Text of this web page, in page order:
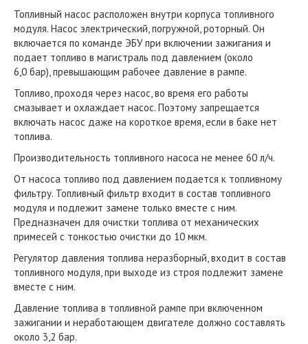
Топливный насос расположен внутри корпуса топливного
модуля. Насос электрический, погружной, роторный. Он
включается по команде ЭБУ при включении зажигания и
подает топливо в магистраль под давлением (около
6,0 бар), превышающим рабочее давление в рампе.
Топливо, проходя через насос, во время его работы
смазывает и охлаждает насос. Поэтому запрещается
включать насос даже на короткое время, если в баке нет
топлива.
Производительность топливного насоса не менее 60 л/ч.
От насоса топливо под давлением подается к топливному
фильтру. Топливный фильтр входит в состав топливного
модуля и подлежит замене только вместе с ним.
Предназначен для очистки топлива от механических
примесей с тонкостью очистки до 10 мкм.
Регулятор давления топлива неразборный, входит в состав
топливного модуля, при выходе из строя подлежит замене
вместе с ним.
Давление топлива в топливной рампе при включенном
зажигании и неработающем двигателе должно составлять
около 3,2 бар.